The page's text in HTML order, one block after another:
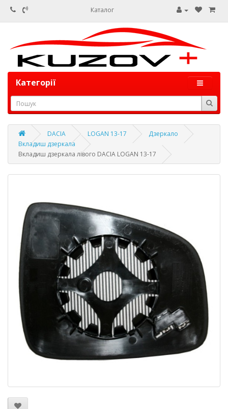
Каталог
Категорії
DACIA LOGAN 13-17
Дзеркало
Вкладиш дзеркала
Вкладиш дзеркала лівого DACIA LOGAN 13-17